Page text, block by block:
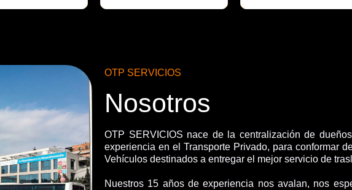
OTP SERVICIOS
Nosotros
OTP SERVICIOS nace de la centralización de
experiencia en el Transporte Privado, para conformar
Vehículos destinados a entregar el mejor servicio de
Nuestros 15 años de experiencia nos avalan, nos